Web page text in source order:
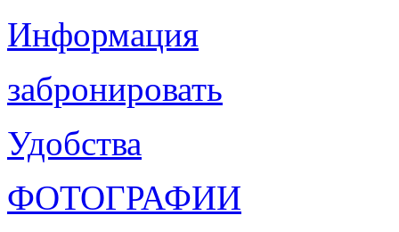
Информация
забронировать
Удобства
ФОТОГРАФИИ